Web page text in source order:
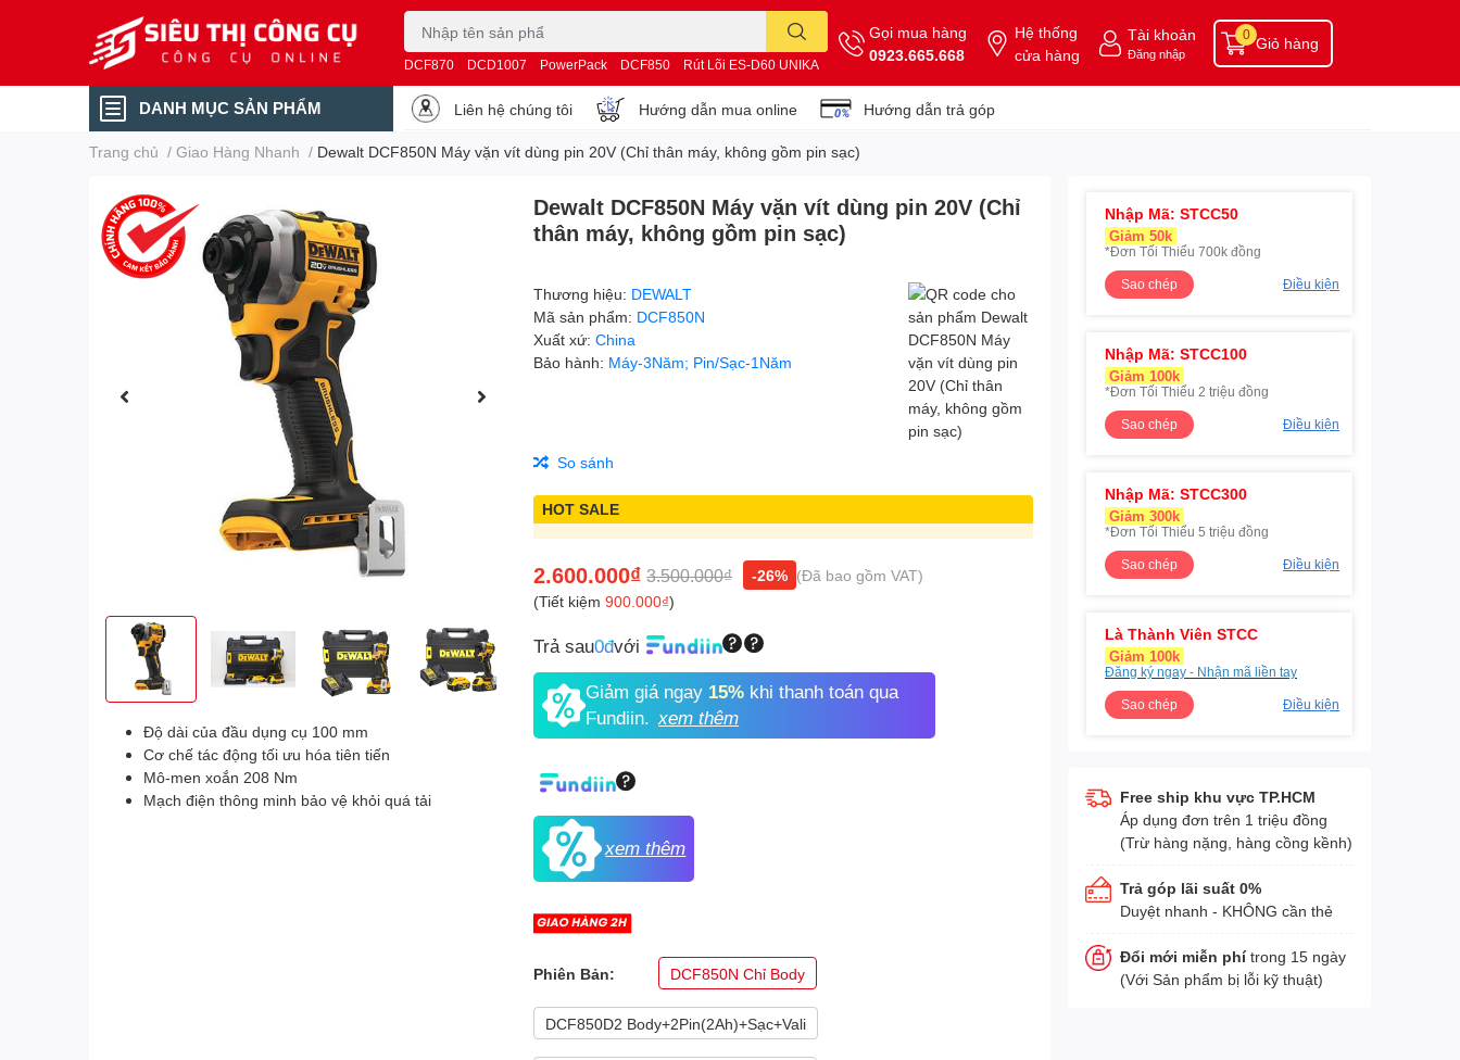
DCF870 DCD1007 PowerPack DCF850 Rút Lõi ES-D60 UNIKA
Gọi mua hàng
0923.665.668
Hệ thống
cửa hàng
Tài khoản
Đăng nhập
Giỏ hàng
0
DANH MỤC SẢN PHẨM Liên hệ chúng tôi Hướng dẫn mua online Hướng dẫn trả góp
Trang chủ / Giao Hàng Nhanh / Dewalt DCF850N Máy vặn vít dùng pin 20V (Chỉ thân máy, không gồm pin sạc)
Độ dài của đầu dụng cụ 100 mm
Cơ chế tác động tối ưu hóa tiên tiến
Mô-men xoắn 208 Nm
Mạch điện thông minh bảo vệ khỏi quá tải
Dewalt DCF850N Máy vặn vít dùng pin 20V (Chỉ
thân máy, không gồm pin sạc)
Thương hiệu: DEWALT
Mã sản phẩm: DCF850N
Xuất xứ:China
Bảo hành: Máy-3Năm; Pin/Sạc-1Năm
So sánh
HOT SALE
2.600.000₫ 3.500.000₫ -26% (Đã bao gồm VAT)
(Tiết kiệm900.000₫)
Trả sau0đvới
Giảm giá ngay 15% khi thanh toán qua
Fundiin. xem thêm
xem thêm
Phiên Bản: DCF850N Chỉ Body
DCF850D2 Body+2Pin(2Ah)+Sạc+Vali
Nhập Mã: STCC50
Giảm 50k
*Đơn Tối Thiểu 700k đồng
Sao chép
Điều kiện
Nhập Mã: STCC100
Giảm 100k
*Đơn Tối Thiểu 2 triệu đồng
Sao chép
Điều kiện
Nhập Mã: STCC300
Giảm 300k
*Đơn Tối Thiểu 5 triệu đồng
Sao chép
Điều kiện
Là Thành Viên STCC
Giảm 100k
Đăng ký ngay - Nhận mã liền tay
Sao chép
Điều kiện
Free ship khu vực TP.HCM
Áp dụng đơn trên 1 triệu đồng
(Trừ hàng nặng, hàng cồng kềnh)
Trả góp lãi suất 0%
Duyệt nhanh - KHÔNG cần thẻ
Đổi mới miễn phítrong 15 ngày
(Với Sản phẩm bị lỗi kỹ thuật)